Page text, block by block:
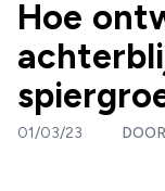
Hoe
01/03/23 DOOR